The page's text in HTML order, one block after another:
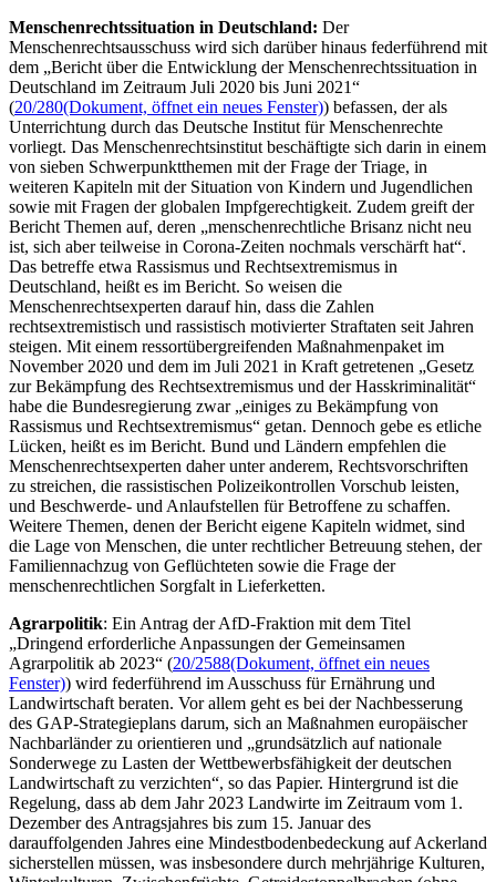
Menschenrechtssituation in Deutschland: Der
Menschenrechtsausschuss wird sich darüber hinaus federführend mit
dem „Bericht über die Entwicklung der Menschenrechtssituation in
Deutschland im Zeitraum Juli 2020 bis Juni 2021“
(20/280(Dokument, öffnet ein neues Fenster)) befassen, der als
Unterrichtung durch das Deutsche Institut für Menschenrechte
vorliegt. Das Menschenrechtsinstitut beschäftigte sich darin in einem
von sieben Schwerpunktthemen mit der Frage der Triage, in
weiteren Kapiteln mit der Situation von Kindern und Jugendlichen
sowie mit Fragen der globalen Impfgerechtigkeit. Zudem greift der
Bericht Themen auf, deren „menschenrechtliche Brisanz nicht neu
ist, sich aber teilweise in Corona-Zeiten nochmals verschärft hat“.
Das betreffe etwa Rassismus und Rechtsextremismus in
Deutschland, heißt es im Bericht. So weisen die
Menschenrechtsexperten darauf hin, dass die Zahlen
rechtsextremistisch und rassistisch motivierter Straftaten seit Jahren
steigen. Mit einem ressortübergreifenden Maßnahmenpaket im
November 2020 und dem im Juli 2021 in Kraft getretenen „Gesetz
zur Bekämpfung des Rechtsextremismus und der Hasskriminalität“
habe die Bundesregierung zwar „einiges zu Bekämpfung von
Rassismus und Rechtsextremismus“ getan. Dennoch gebe es etliche
Lücken, heißt es im Bericht. Bund und Ländern empfehlen die
Menschenrechtsexperten daher unter anderem, Rechtsvorschriften
zu streichen, die rassistischen Polizeikontrollen Vorschub leisten,
und Beschwerde- und Anlaufstellen für Betroffene zu schaffen.
Weitere Themen, denen der Bericht eigene Kapiteln widmet, sind
die Lage von Menschen, die unter rechtlicher Betreuung stehen, der
Familiennachzug von Geflüchteten sowie die Frage der
menschenrechtlichen Sorgfalt in Lieferketten.
Agrarpolitik: Ein Antrag der AfD-Fraktion mit dem Titel
„Dringend erforderliche Anpassungen der Gemeinsamen
Agrarpolitik ab 2023“ (20/2588(Dokument, öffnet ein neues
Fenster)) wird federführend im Ausschuss für Ernährung und
Landwirtschaft beraten. Vor allem geht es bei der Nachbesserung
des GAP-Strategieplans darum, sich an Maßnahmen europäischer
Nachbarländer zu orientieren und „grundsätzlich auf nationale
Sonderwege zu Lasten der Wettbewerbsfähigkeit der deutschen
Landwirtschaft zu verzichten“, so das Papier. Hintergrund ist die
Regelung, dass ab dem Jahr 2023 Landwirte im Zeitraum vom 1.
Dezember des Antragsjahres bis zum 15. Januar des
darauffolgenden Jahres eine Mindestbodenbedeckung auf Ackerland
sicherstellen müssen, was insbesondere durch mehrjährige Kulturen,